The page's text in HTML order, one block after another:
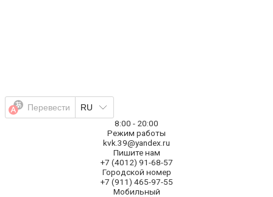
Перевести
RU
8:00 - 20:00
Режим работы
kvk.39@yandex.ru
Пишите нам
+7 (4012) 91-68-57
Городской номер
+7 (911) 465-97-55
Мобильный